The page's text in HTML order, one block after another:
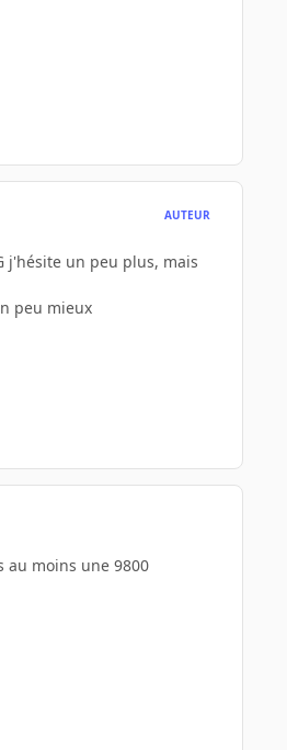
AUTEUR
j'hésite un peu plus, mais
peu mieux
au moins une 9800